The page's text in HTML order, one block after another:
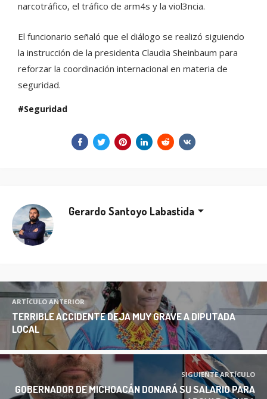
narcotráfico, el tráfico de arm4s y la viol3ncia.
El funcionario señaló que el diálogo se realizó siguiendo
la instrucción de la presidenta Claudia Sheinbaum para
reforzar la coordinación internacional en materia de
seguridad.
Seguridad
Gerardo Santoyo Labastida
ARTÍCULO ANTERIOR
TERRIBLE ACCIDENTE DEJA MUY GRAVE A DIPUTADA
LOCAL
SIGUIENTE ARTÍCULO
GOBERNADOR DE MICHOACÁN DONARÁ SU SALARIO PARA